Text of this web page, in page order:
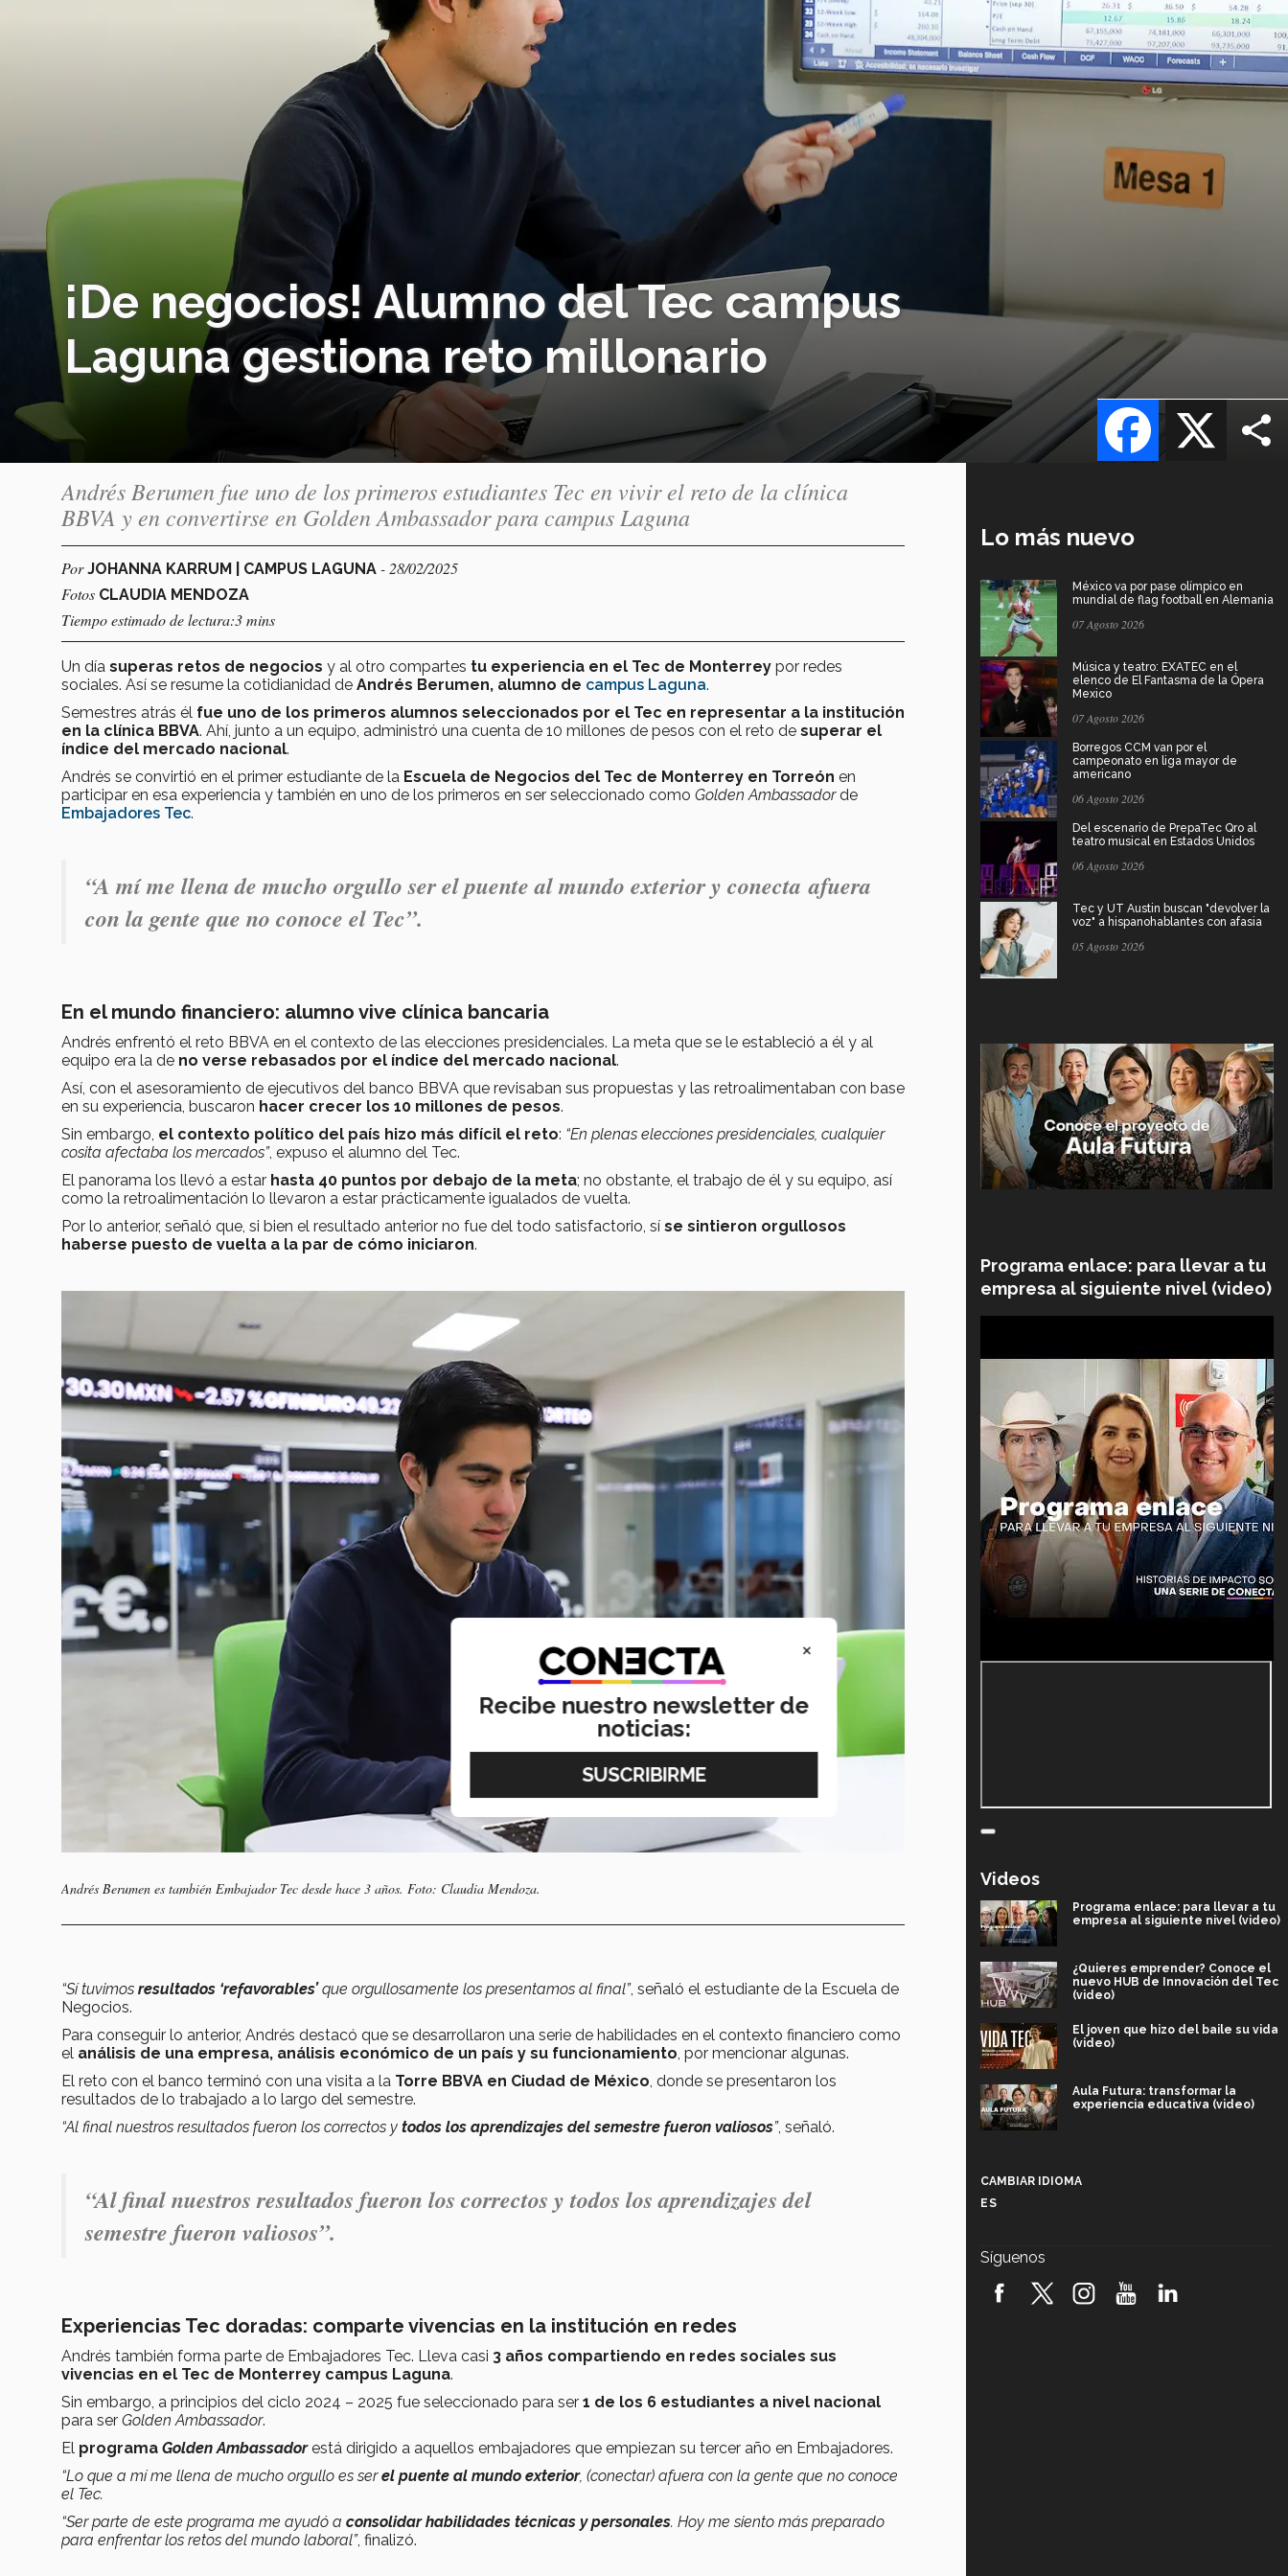
¡De negocios! Alumno del Tec campus
Laguna gestiona reto millonario
X
Facebook
Andrés Berumen fue uno de los primeros estudiantes Tec en vivir el reto de la clínica
BBVA y en convertirse en Golden Ambassador para campus Laguna
PorJOHANNA KARRUM | CAMPUS LAGUNA - 28/02/2025
Fotos CLAUDIA MENDOZA
Tiempo estimado de lectura:3 mins
Un día superas retos de negocios y al otro compartes tu experiencia en el Tec de Monterrey por redes
sociales. Así se resume la cotidianidad de Andrés Berumen, alumno de campus Laguna.
Semestres atrás él fue uno de los primeros alumnos seleccionados por el Tec en representar a la institución
en la clínica BBVA. Ahí, junto a un equipo, administró una cuenta de 10 millones de pesos con el reto de superar el
índice del mercado nacional.
Andrés se convirtió en el primer estudiante de la Escuela de Negocios del Tec de Monterrey en Torreón en
participar en esa experiencia y también en uno de los primeros en ser seleccionado como Golden Ambassadorde
Embajadores Tec.
“A mí me llena de mucho orgullo ser el puente al mundo exterior y conecta afuera
con la gente que no conoce el Tec”.
En el mundo financiero: alumno vive clínica bancaria
Andrés enfrentó el reto BBVA en el contexto de las elecciones presidenciales. La meta que se le estableció a él y al
equipo era la de no verse rebasados por el índice del mercado nacional.
Así, con el asesoramiento de ejecutivos del banco BBVA que revisaban sus propuestas y las retroalimentaban con base
en su experiencia, buscaron hacer crecer los 10 millones de pesos.
Sin embargo, el contexto político del país hizo más difícil el reto: “En plenas elecciones presidenciales, cualquier
cosita afectaba los mercados”, expuso el alumno del Tec.
El panorama los llevó a estar hasta 40 puntos por debajo de la meta; no obstante, el trabajo de él y su equipo, así
como la retroalimentación lo llevaron a estar prácticamente igualados de vuelta.
Por lo anterior, señaló que, si bien el resultado anterior no fue del todo satisfactorio, sí se sintieron orgullosos
haberse puesto de vuelta a la par de cómo iniciaron.
Andrés Berumen es también Embajador Tec desde hace 3 años. Foto: Claudia Mendoza.
“Sí tuvimos resultados ‘refavorables’que orgullosamente los presentamos al final”, señaló el estudiante de la Escuela de
Negocios.
Para conseguir lo anterior, Andrés destacó que se desarrollaron una serie de habilidades en el contexto financiero como
el análisis de una empresa, análisis económico de un país y su funcionamiento, por mencionar algunas.
El reto con el banco terminó con una visita a la Torre BBVA en Ciudad de México, donde se presentaron los
resultados de lo trabajado a lo largo del semestre.
“Al final nuestros resultados fueron los correctos y todos los aprendizajes del semestre fueron valiosos”, señaló.
“Al final nuestros resultados fueron los correctos y todos los aprendizajes del
semestre fueron valiosos”.
Experiencias Tec doradas: comparte vivencias en la institución en redes
Andrés también forma parte de Embajadores Tec. Lleva casi 3 años compartiendo en redes sociales sus
vivencias en el Tec de Monterrey campus Laguna.
Sin embargo, a principios del ciclo 2024 – 2025 fue seleccionado para ser 1 de los 6 estudiantes a nivel nacional
para ser Golden Ambassador.
El programa Golden Ambassador está dirigido a aquellos embajadores que empiezan su tercer año en Embajadores.
“Lo que a mí me llena de mucho orgullo es serel puente al mundo exterior, (conectar) afuera con la gente que no conoce
el Tec.
“Ser parte de este programa me ayudó a consolidar habilidades técnicas y personales. Hoy me siento más preparado
para enfrentar los retos del mundo laboral”, finalizó.
Lo más nuevo
México va por pase olímpico en
mundial de flag football en Alemania
07 Agosto 2026
Música y teatro: EXATEC en el
elenco de El Fantasma de la Ópera
Mexico
07 Agosto 2026
Borregos CCM van por el
campeonato en liga mayor de
americano
06 Agosto 2026
Del escenario de PrepaTec Qro al
teatro musical en Estados Unidos
06 Agosto 2026
Tec y UT Austin buscan "devolver la
voz" a hispanohablantes con afasia
05 Agosto 2026
Programa enlace: para llevar a tu
empresa al siguiente nivel (video)
Videos
Programa enlace: para llevar a tu
empresa al siguiente nivel (video)
¿Quieres emprender? Conoce el
nuevo HUB de Innovación del Tec
(video)
El joven que hizo del baile su vida
(video)
Aula Futura: transformar la
experiencia educativa (video)
robótica FIRST 2026! (video)
CAMBIAR IDIOMA
ES
Síguenos
×
Recibe nuestro newsletter de
noticias: